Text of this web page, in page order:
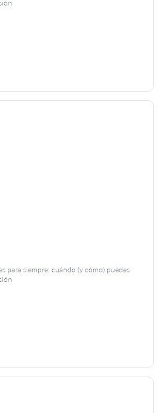
para siempre: cuándo (y cómo) puedes